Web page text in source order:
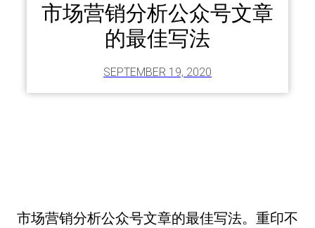
市场营销分析公众号文章
的最佳写法
SEPTEMBER 19, 2020
市场营销分析公众号文章的最佳写法。重印不